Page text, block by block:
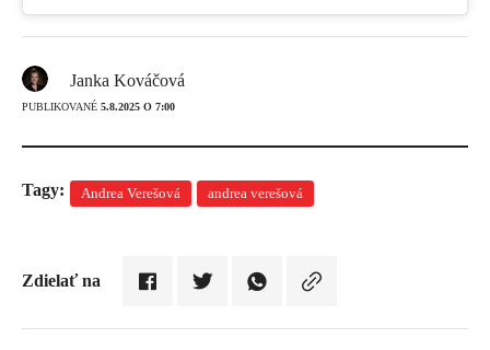
Janka Kováčová
PUBLIKOVANÉ 5.8.2025 O 7:00
Tagy: Andrea Verešová andrea verešová
Zdielať na